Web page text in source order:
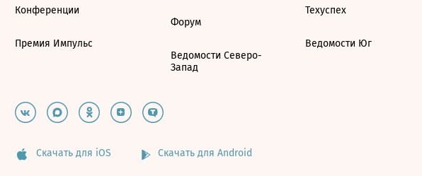
Конференции
Премия Импульс
Форум
Ведомости Северо-
Запад
Техуспех
Ведомости Юг
Скачать для iOS Скачать для Android